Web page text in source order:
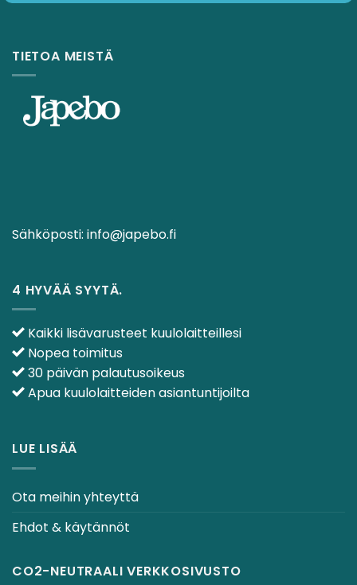
Sähköposti:info@japebo.fi
4 HYVÄÄ SYYTÄ.
Nopea toimitus
30 päivän palautusoikeus
Apua kuulolaitteiden asiantuntijoilta